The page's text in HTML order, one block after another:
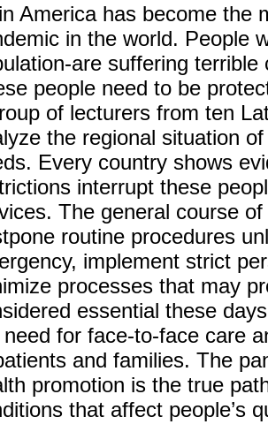
America has become the
in the world. People
are suffering
people need to be
of lecturers from ten
the regional situation
Every country shows
interrupt these
The general course
routine procedures
implement strict
processes that may
essential these
for face-to-face care
and families. The
promotion is the true
that affect people’s